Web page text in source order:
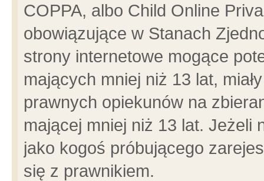
COPPA, albo Child Online
obowiązujące w Stanach
strony internetowe mogące
mających mniej niż 13 lat,
prawnych opiekunów na
mającej mniej niż 13 lat. Jeżeli
jako kogoś próbującego
się z prawnikiem.